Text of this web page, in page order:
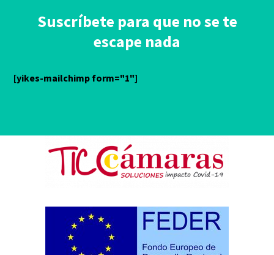
Suscríbete para que no se te
escape nada
[yikes-mailchimp form="1"]